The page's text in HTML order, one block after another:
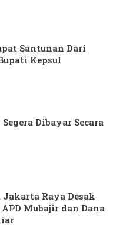
Santunan Dari
Kepsul
Dibayar Secara
Jakarta Raya Desak
Mubajir dan Dana